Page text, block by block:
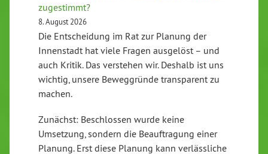
zugestimmt?
8. August 2026
Die Entscheidung im Rat zur Planung der
Innenstadt hat viele Fragen ausgelöst – und
auch Kritik. Das verstehen wir. Deshalb ist uns
wichtig, unsere Beweggründe transparent zu
machen.
Zunächst: Beschlossen wurde keine
Umsetzung, sondern die Beauftragung einer
Planung. Erst diese Planung kann verlässliche